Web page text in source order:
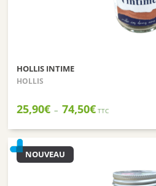
HOLLIS INTIME
HOLLIS
25,90€ – 74,50€Plage
prix :
TTC
NOUVEAU